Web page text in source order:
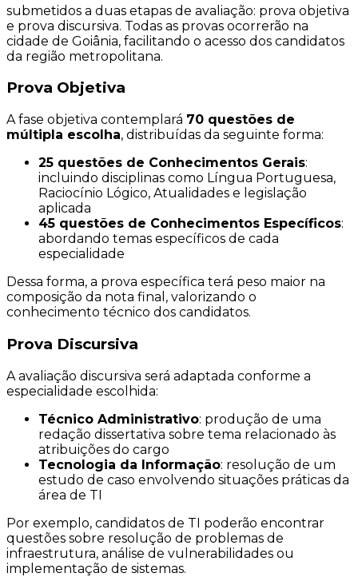
submetidos a duas etapas de avaliação: prova objetiva
e prova discursiva. Todas as provas ocorrerão na
cidade de Goiânia, facilitando o acesso dos candidatos
da região metropolitana.
Prova Objetiva
A fase objetiva contemplará 70 questões de
múltipla escolha, distribuídas da seguinte forma:
25 questões de Conhecimentos Gerais:
incluindo disciplinas como Língua Portuguesa,
Raciocínio Lógico, Atualidades e legislação
aplicada
45 questões de Conhecimentos Específicos:
abordando temas específicos de cada
especialidade
Dessa forma, a prova específica terá peso maior na
composição da nota final, valorizando o
conhecimento técnico dos candidatos.
Prova Discursiva
A avaliação discursiva será adaptada conforme a
especialidade escolhida:
Técnico Administrativo: produção de uma
redação dissertativa sobre tema relacionado às
atribuições do cargo
Tecnologia da Informação: resolução de um
estudo de caso envolvendo situações práticas da
área de TI
Por exemplo, candidatos de TI poderão encontrar
questões sobre resolução de problemas de
infraestrutura, análise de vulnerabilidades ou
implementação de sistemas.